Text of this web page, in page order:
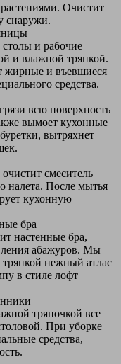
Очистит
снаружи.
и рабочие
и влажной тряпкой.
жирные и въевшиеся
средства.
всю поверхность
вымоет кухонные
вытряхнет
смеситель
налета. После мытья
кухонную
бра
настенные бра,
абажуров. Мы
нежный атлас
в стиле лофт
тряпочкой все
При уборке
средства,